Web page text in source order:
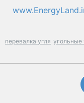
перевалка угля угольные